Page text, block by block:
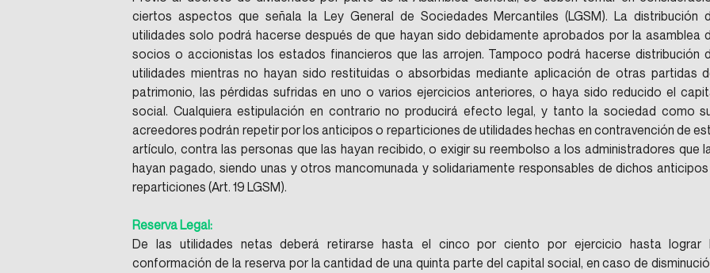
ciertos aspectos que señala la Ley General de Sociedades Mercantiles (LGSM). La distribución
utilidades solo podrá hacerse después de que hayan sido debidamente aprobados por la asamblea
socios o accionistas los estados financieros que las arrojen. Tampoco podrá hacerse distribución
utilidades mientras no hayan sido restituidas o absorbidas mediante aplicación de otras partidas
patrimonio, las pérdidas sufridas en uno o varios ejercicios anteriores, o haya sido reducido el
social. Cualquiera estipulación en contrario no producirá efecto legal, y tanto la sociedad como
acreedores podrán repetir por los anticipos o reparticiones de utilidades hechas en contravención de
artículo, contra las personas que las hayan recibido, o exigir su reembolso a los administradores que
hayan pagado, siendo unas y otros mancomunada y solidariamente responsables de dichos
reparticiones (Art. 19 LGSM).
Reserva Legal:
De las utilidades netas deberá retirarse hasta el cinco por ciento por ejercicio hasta lograr
conformación de la reserva por la cantidad de una quinta parte del capital social, en caso de